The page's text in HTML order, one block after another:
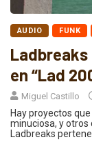
AUDIO FUNK
en “Lad
Miguel Castillo
Hay proyectos
minuciosa, y otros
Ladbreaks